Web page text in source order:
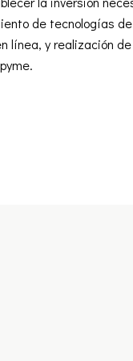
de tecnologías
línea, y realización